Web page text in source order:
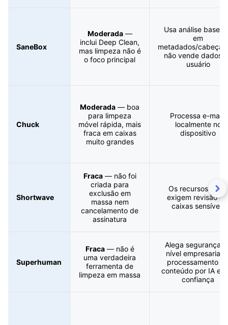
SaneBox
Moderada—
inclui Deep Clean,
mas limpeza não é
o foco principal
Usa análise
em
metadados/
não vende dados
usuário
Chuck
Moderada — boa
para limpeza
móvel rápida, mais
fraca em caixas
muito grandes
Processa e-mails
localmente no
dispositivo
Shortwave
Fraca— não foi
criada para
exclusão em
massa nem
cancelamento de
assinatura
Os recursos de IA
exigem revisão
caixas sensíveis
Superhuman
Fraca— não é
uma verdadeira
ferramenta de
limpeza em massa
Alega segurança
nível empresarial;
processamento
conteúdo por IA
confiança